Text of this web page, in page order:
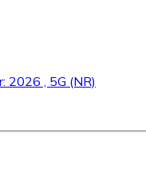
2026 , 5G (NR)